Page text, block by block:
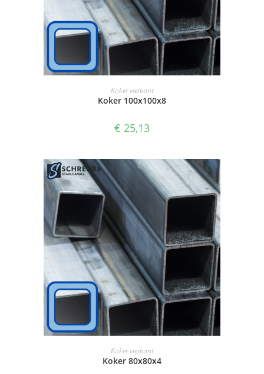
SELECTEER OPTIES
Koker vierkant
Koker 100x100x8
€ 25,13
SELECTEER OPTIES
Koker vierkant
Koker 80x80x4